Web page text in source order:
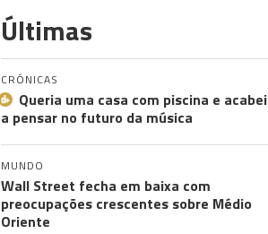
Últimas
CRÓNICAS
Queria uma casa com piscina e acabei
a pensar no futuro da música
MUNDO
Wall Street fecha em baixa com
preocupações crescentes sobre Médio
Oriente